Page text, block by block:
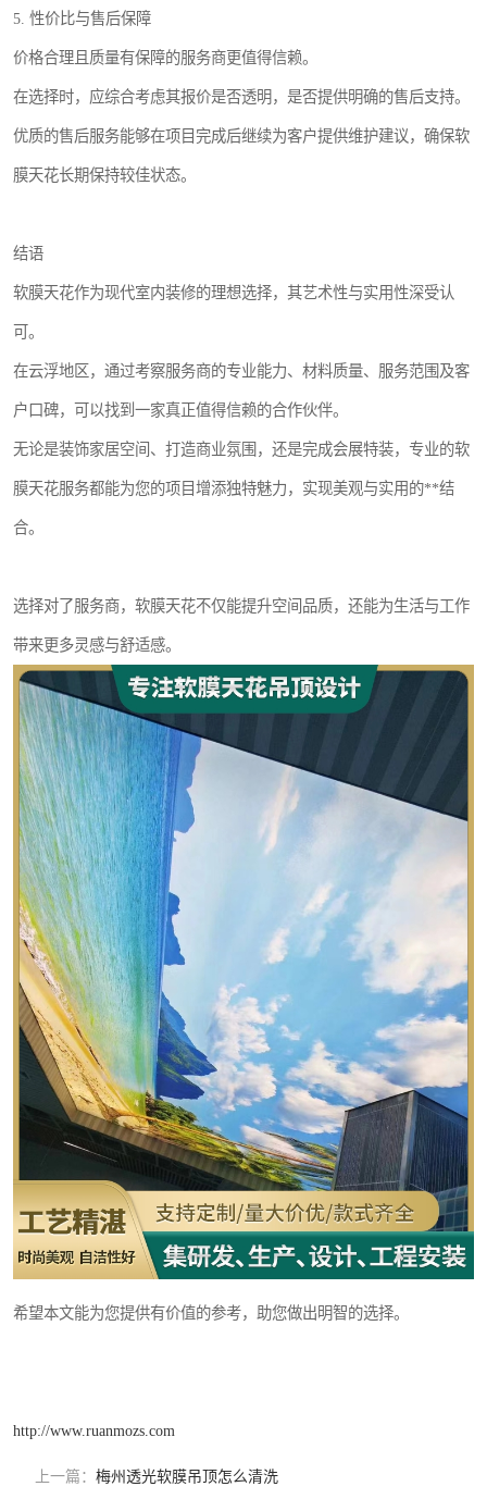
5. 性价比与售后保障
价格合理且质量有保障的服务商更值得信赖。
在选择时，应综合考虑其报价是否透明，是否提供明确的售后支持。
优质的售后服务能够在项目完成后继续为客户提供维护建议，确保软
膜天花长期保持较佳状态。
结语
软膜天花作为现代室内装修的理想选择，其艺术性与实用性深受认
可。
在云浮地区，通过考察服务商的专业能力、材料质量、服务范围及客
户口碑，可以找到一家真正值得信赖的合作伙伴。
无论是装饰家居空间、打造商业氛围，还是完成会展特装，专业的软
膜天花服务都能为您的项目增添独特魅力，实现美观与实用的**结
合。
选择对了服务商，软膜天花不仅能提升空间品质，还能为生活与工作
带来更多灵感与舒适感。
希望本文能为您提供有价值的参考，助您做出明智的选择。
http://www.ruanmozs.com
上一篇： 梅州透光软膜吊顶怎么清洗